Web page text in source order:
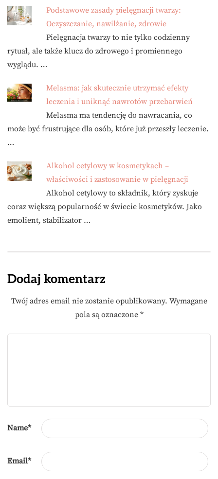
Podstawowe zasady pielęgnacji twarzy:
Oczyszczanie, nawilżanie, zdrowie
Pielęgnacja twarzy to nie tylko codzienny
rytuał, ale także klucz do zdrowego i promiennego
wyglądu. …
Melasma: jak skutecznie utrzymać efekty
leczenia i uniknąć nawrotów przebarwień
Melasma ma tendencję do nawracania, co
może być frustrujące dla osób, które już przeszły leczenie.
…
Alkohol cetylowy w kosmetykach –
właściwości i zastosowanie w pielęgnacji
Alkohol cetylowy to składnik, który zyskuje
coraz większą popularność w świecie kosmetyków. Jako
emolient, stabilizator …
Dodaj komentarz
Twój adres email nie zostanie opublikowany. Wymagane
pola są oznaczone *
Name*
Email*